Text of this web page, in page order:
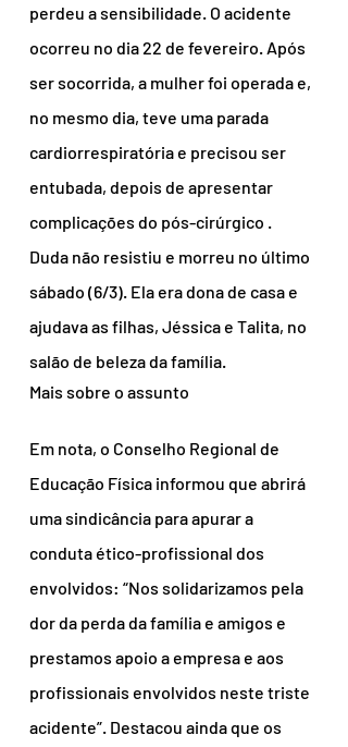
perdeu a sensibilidade. O acidente
ocorreu no dia 22 de fevereiro. Após
ser socorrida, a mulher foi operada e,
no mesmo dia, teve uma parada
cardiorrespiratória e precisou ser
entubada, depois de apresentar
complicações do pós-cirúrgico .
Duda não resistiu e morreu no último
sábado (6/3). Ela era dona de casa e
ajudava as filhas, Jéssica e Talita, no
salão de beleza da família.
Mais sobre o assunto
Em nota, o Conselho Regional de
Educação Física informou que abrirá
uma sindicância para apurar a
conduta ético-profissional dos
envolvidos: “Nos solidarizamos pela
dor da perda da família e amigos e
prestamos apoio a empresa e aos
profissionais envolvidos neste triste
acidente”. Destacou ainda que os